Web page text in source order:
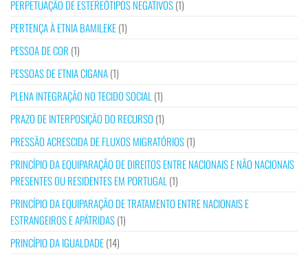
PERPETUAÇÃO DE ESTEREÓTIPOS NEGATIVOS(1)
PERTENÇA À ETNIA BAMILEKE(1)
PESSOA DE COR (1)
PESSOAS DE ETNIA CIGANA(1)
PLENA INTEGRAÇÃO NO TECIDO SOCIAL (1)
PRAZO DE INTERPOSIÇÃO DO RECURSO (1)
PRESSÃO ACRESCIDA DE FLUXOS MIGRATÓRIOS(1)
PRINCÍPIO DA EQUIPARAÇÃO DE DIREITOS ENTRE NACIONAIS E NÃO NACIONAIS
PRESENTES OU RESIDENTES EM PORTUGAL (1)
PRINCÍPIO DA EQUIPARAÇÃO DE TRATAMENTO ENTRE NACIONAIS E
ESTRANGEIROS E APÁTRIDAS(1)
PRINCÍPIO DA IGUALDADE(14)